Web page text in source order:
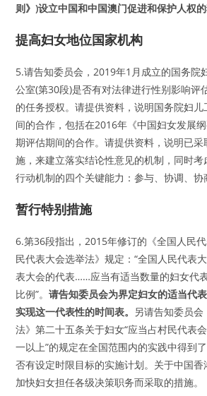
则》)设立中国和中国澳门促进和保护人权
提高妇女地位国家机构
5.请告知委员会，2019年1月成立的国务院
公室(第30段)是否有对法律进行性别影响评
的任务授权。请提供资料，说明国务院妇儿
间的合作，包括在2016年《中国妇女发展
期评估期间的合作。请提供资料，说明已
施，来建立落实结论性意见的机制，同时
行动机制的四个关键能力：参与、协调、协
暂行特别措施
6.第36段指出，2015年修订的《全国人民
民代表大会选举法》规定：“全国人民代表
表大会的代表……应当有适当数量的妇女代
比例”。请告知委员会为界定妇女的适当代
实现这一代表性的时间表。 另请告知委员
法》第二十五条关于妇女“应当占村民代表
一以上”的规定在全国范围内的实践中得到
否有设定时限目标的实施计划。关于中国
加快妇女担任各级决策职务而采取的措施。